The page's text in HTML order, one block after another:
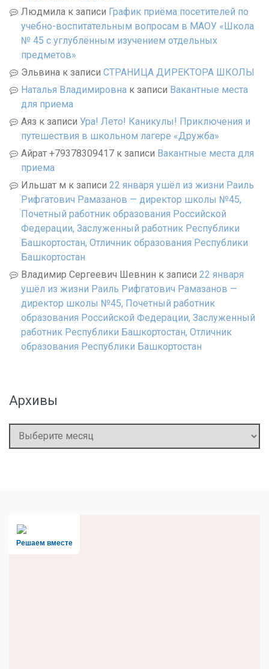
Людмила к записи График приёма посетителей по
учебно-воспитательным вопросам в МАОУ «Школа
№ 45 с углублённым изучением отдельных
предметов»
Эльвина к записи СТРАНИЦА ДИРЕКТОРА ШКОЛЫ
Наталья Владимировна к записи Вакантные места
для приема
Аяз к записи Ура! Лето! Каникулы! Приключения и
путешествия в школьном лагере «Дружба»
Айрат +79378309417 к записи Вакантные места для
приема
Ильшат м к записи 22 января ушёл из жизни Раиль
Рифгатович Рамазанов — директор школы №45,
Почетный работник образования Российской
Федерации, Заслуженный работник Республики
Башкортостан, Отличник образования Республики
Башкортостан
Владимир Сергеевич Шевнин к записи 22 января
ушёл из жизни Раиль Рифгатович Рамазанов —
директор школы №45, Почетный работник
образования Российской Федерации, Заслуженный
работник Республики Башкортостан, Отличник
образования Республики Башкортостан
Архивы
Архивы
Решаем вместе